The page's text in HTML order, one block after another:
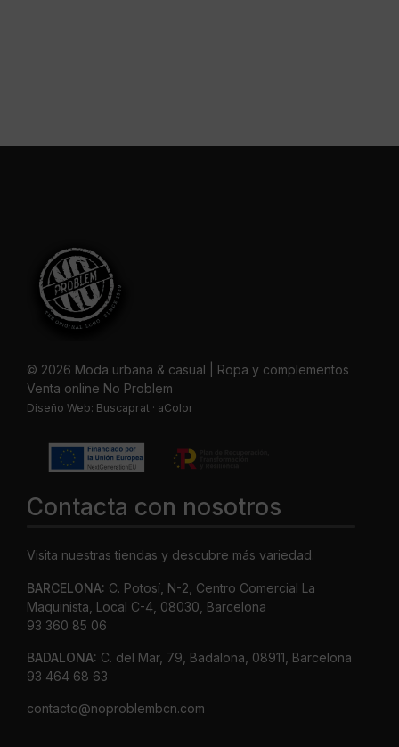
© 2026 Moda urbana & casual | Ropa y complementos
Venta online No Problem
Diseño Web: Buscaprat · aColor
Contacta con nosotros
Visita nuestras tiendas y descubre más variedad.
BARCELONA: C. Potosí, N-2, Centro Comercial La
Maquinista, Local C-4, 08030, Barcelona
93 360 85 06
BADALONA: C. del Mar, 79, Badalona, 08911, Barcelona
93 464 68 63
contacto@noproblembcn.com